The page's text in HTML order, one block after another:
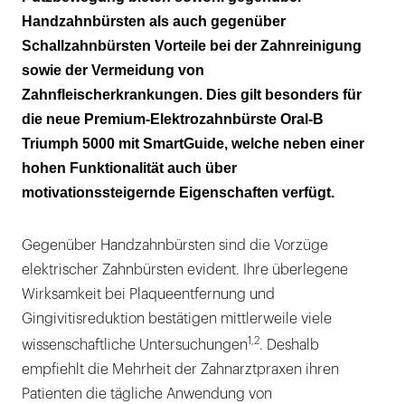
Zahnbürstenaufsätze für verschiedene
Indikationen
Handzahnbürsten als auch gegenüber
Schallzahnbürsten Vorteile bei der Zahnreinigung
sowie der Vermeidung von
Zahnfleischerkrankungen. Dies gilt besonders für
die neue Premium-Elektrozahnbürste Oral-B
Triumph 5000 mit SmartGuide, welche neben einer
hohen Funktionalität auch über
motivationssteigernde Eigenschaften verfügt.
Gegenüber Handzahnbürsten sind die Vorzüge
elektrischer Zahnbürsten evident. Ihre überlegene
Wirksamkeit bei Plaqueentfernung und
Gingivitisreduktion bestätigen mittlerweile viele
wissenschaftliche Untersuchungen1,2. Deshalb
empfiehlt die Mehrheit der Zahnarztpraxen ihren
Patienten die tägliche Anwendung von